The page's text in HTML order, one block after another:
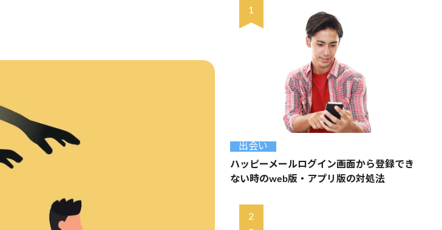
出会い
ハッピーメールログイン画面から登録でき
ない時のweb版・アプリ版の対処法